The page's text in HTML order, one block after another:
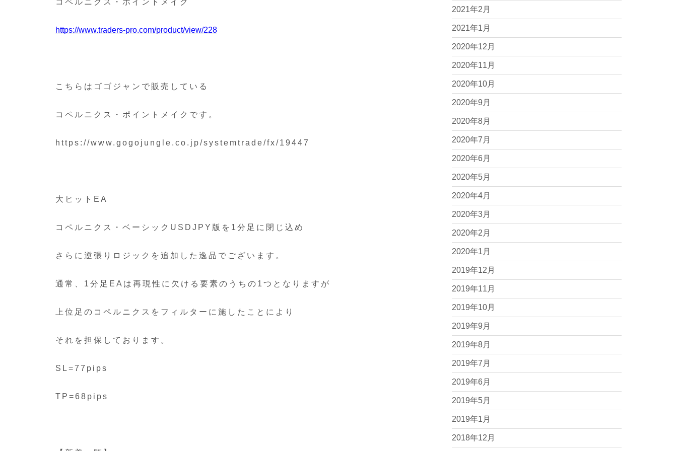
コペルニクス・ポイントメイク
https://www.traders-pro.com/product/view/228
こちらはゴゴジャンで販売している
コペルニクス・ポイントメイクです。
https://www.gogojungle.co.jp/systemtrade/fx/19447
大ヒットEA
コペルニクス・ベーシックUSDJPY版を1分足に閉じ込め
さらに逆張りロジックを追加した逸品でございます。
通常、1分足EAは再現性に欠ける要素のうちの1つとなりますが
上位足のコペルニクスをフィルターに施したことにより
それを担保しております。
SL=77pips
TP=68pips
2021年2月
2021年1月
2020年12月
2020年11月
2020年10月
2020年9月
2020年8月
2020年7月
2020年6月
2020年5月
2020年4月
2020年3月
2020年2月
2020年1月
2019年12月
2019年11月
2019年10月
2019年9月
2019年8月
2019年7月
2019年6月
2019年5月
2019年1月
2018年12月